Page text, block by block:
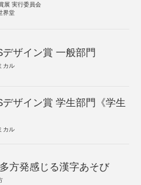
展 実行委員会
界堂
デザイン賞 一般部門
カル
デザイン賞 学生部門《学生
カル
方発感じる漢字あそび